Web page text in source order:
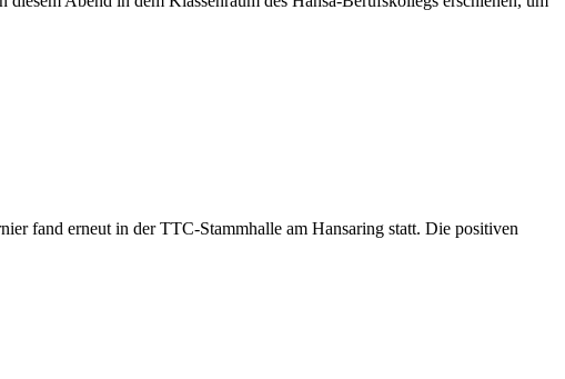
fand erneut in der TTC-Stammhalle am Hansaring statt. Die positiven